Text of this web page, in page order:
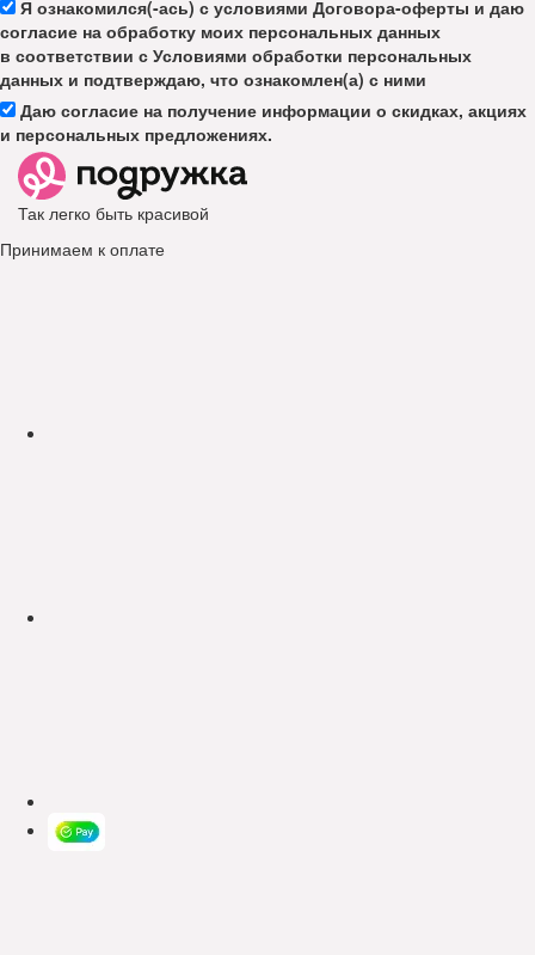
Я ознакомился(-ась) с условиями Договора-оферты и даю
согласие на обработку моих персональных данных
в соответствии с Условиями обработки персональных
данных и подтверждаю, что ознакомлен(а) с ними
Даю согласие на получение информации о скидках, акциях
и персональных предложениях.
Так легко быть красивой
Принимаем к оплате